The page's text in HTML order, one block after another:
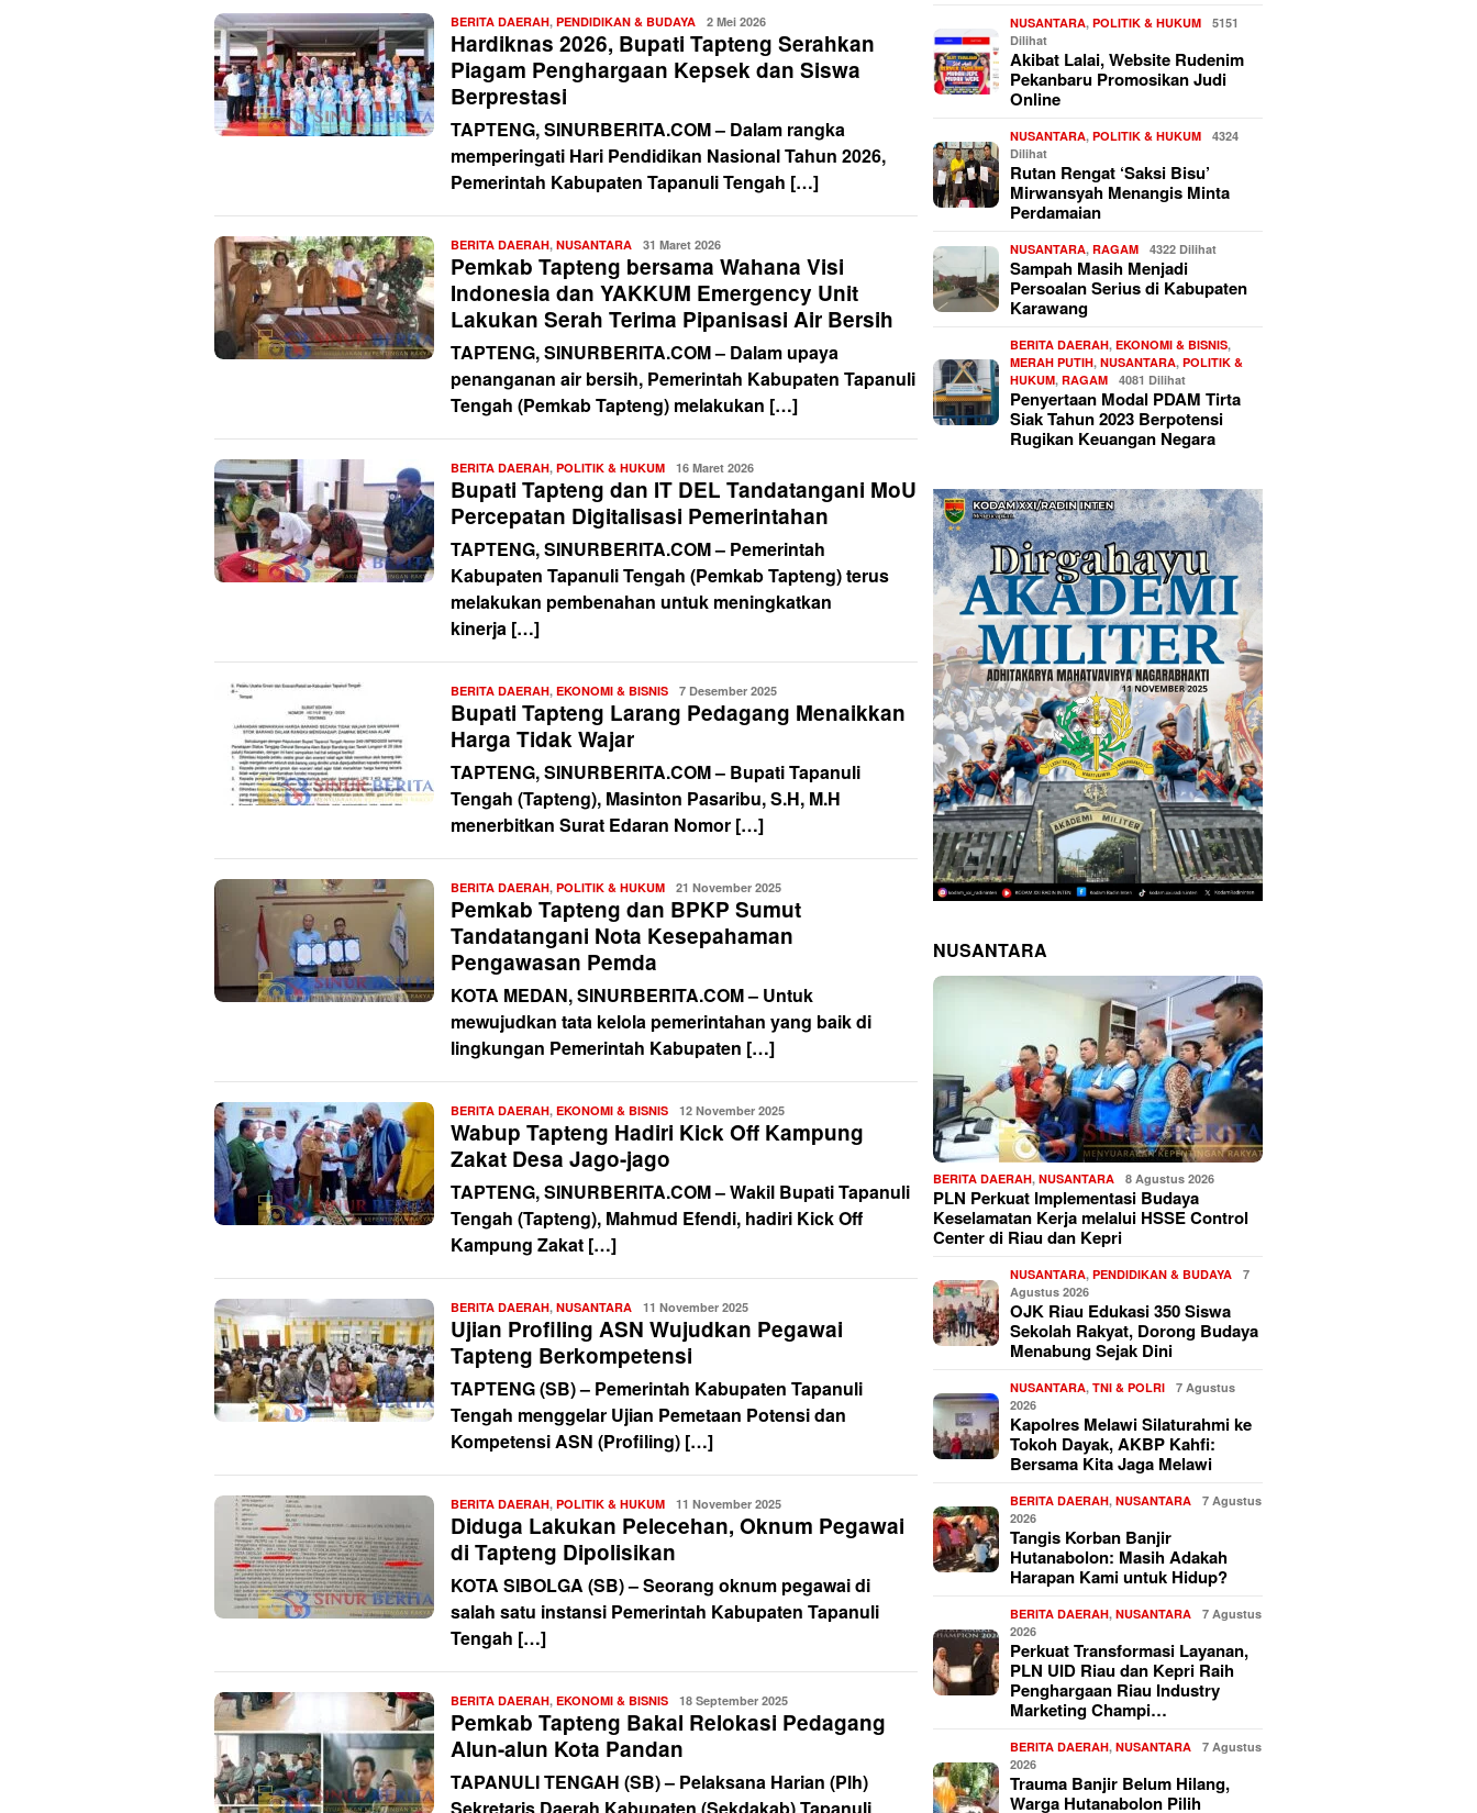
BERITA DAERAH, PENDIDIKAN & BUDAYA Redaksi
2 Mei 2026
Hardiknas 2026, Bupati Tapteng Serahkan
Piagam Penghargaan Kepsek dan Siswa
Berprestasi
TAPTENG, SINURBERITA.COM – Dalam rangka
memperingati Hari Pendidikan Nasional Tahun 2026,
Pemerintah Kabupaten Tapanuli Tengah […]
BERITA DAERAH, NUSANTARA Redaksi
31 Maret 2026
Pemkab Tapteng bersama Wahana Visi
Indonesia dan YAKKUM Emergency Unit
Lakukan Serah Terima Pipanisasi Air Bersih
TAPTENG, SINURBERITA.COM – Dalam upaya
penanganan air bersih, Pemerintah Kabupaten Tapanuli
Tengah (Pemkab Tapteng) melakukan […]
BERITA DAERAH, POLITIK & HUKUM Redaksi
16 Maret 2026
Bupati Tapteng dan IT DEL Tandatangani MoU
Percepatan Digitalisasi Pemerintahan
TAPTENG, SINURBERITA.COM – Pemerintah
Kabupaten Tapanuli Tengah (Pemkab Tapteng) terus
melakukan pembenahan untuk meningkatkan
kinerja […]
BERITA DAERAH, EKONOMI & BISNIS Redaksi
7 Desember 2025
Bupati Tapteng Larang Pedagang Menaikkan
Harga Tidak Wajar
TAPTENG, SINURBERITA.COM – Bupati Tapanuli
Tengah (Tapteng), Masinton Pasaribu, S.H, M.H
menerbitkan Surat Edaran Nomor […]
BERITA DAERAH, POLITIK & HUKUM Redaksi
21 November 2025
Pemkab Tapteng dan BPKP Sumut
Tandatangani Nota Kesepahaman
Pengawasan Pemda
KOTA MEDAN, SINURBERITA.COM – Untuk
mewujudkan tata kelola pemerintahan yang baik di
lingkungan Pemerintah Kabupaten […]
BERITA DAERAH, EKONOMI & BISNIS Redaksi
12 November 2025
Wabup Tapteng Hadiri Kick Off Kampung
Zakat Desa Jago-jago
TAPTENG, SINURBERITA.COM – Wakil Bupati Tapanuli
Tengah (Tapteng), Mahmud Efendi, hadiri Kick Off
Kampung Zakat […]
BERITA DAERAH, NUSANTARA Redaksi
11 November 2025
Ujian Profiling ASN Wujudkan Pegawai
Tapteng Berkompetensi
TAPTENG (SB) – Pemerintah Kabupaten Tapanuli
Tengah menggelar Ujian Pemetaan Potensi dan
Kompetensi ASN (Profiling) […]
BERITA DAERAH, POLITIK & HUKUM Redaksi
11 November 2025
Diduga Lakukan Pelecehan, Oknum Pegawai
di Tapteng Dipolisikan
KOTA SIBOLGA (SB) – Seorang oknum pegawai di
salah satu instansi Pemerintah Kabupaten Tapanuli
Tengah […]
BERITA DAERAH, EKONOMI & BISNIS Redaksi
18 September 2025
Pemkab Tapteng Bakal Relokasi Pedagang
Alun-alun Kota Pandan
TAPANULI TENGAH (SB) – Pelaksana Harian (Plh)
NUSANTARA,POLITIK & HUKUM
5151
Dilihat
Akibat Lalai, Website Rudenim
Pekanbaru Promosikan Judi
Online
NUSANTARA,POLITIK & HUKUM
4324
Dilihat
Rutan Rengat ‘Saksi Bisu’
Mirwansyah Menangis Minta
Perdamaian
NUSANTARA,RAGAM 4322 Dilihat
Sampah Masih Menjadi
Persoalan Serius di Kabupaten
Karawang
BERITA DAERAH,EKONOMI & BISNIS,
MERAH PUTIH,NUSANTARA,POLITIK &
HUKUM,RAGAM 4081 Dilihat
Penyertaan Modal PDAM Tirta
Siak Tahun 2023 Berpotensi
Rugikan Keuangan Negara
NUSANTARA
BERITA DAERAH,NUSANTARA 8 Agustus 2026
PLN Perkuat Implementasi Budaya
Keselamatan Kerja melalui HSSE Control
Center di Riau dan Kepri
NUSANTARA,PENDIDIKAN & BUDAYA
7
Agustus 2026
OJK Riau Edukasi 350 Siswa
Sekolah Rakyat, Dorong Budaya
Menabung Sejak Dini
NUSANTARA,TNI & POLRI
7 Agustus
2026
Kapolres Melawi Silaturahmi ke
Tokoh Dayak, AKBP Kahfi:
Bersama Kita Jaga Melawi
BERITA DAERAH,NUSANTARA
7 Agustus
2026
Tangis Korban Banjir
Hutanabolon: Masih Adakah
Harapan Kami untuk Hidup?
BERITA DAERAH,NUSANTARA
7 Agustus
2026
Perkuat Transformasi Layanan,
PLN UID Riau dan Kepri Raih
Penghargaan Riau Industry
Marketing Champi…
BERITA DAERAH,NUSANTARA
7 Agustus
2026
Trauma Banjir Belum Hilang,
Warga Hutanabolon Pilih